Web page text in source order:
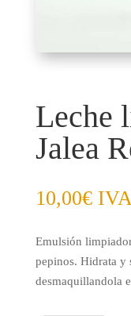
Leche
Jalea
10,00€
Emulsión
pepinos. Hidrata y
desmaquillandola